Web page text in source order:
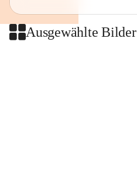
Ausgewählte Bilder